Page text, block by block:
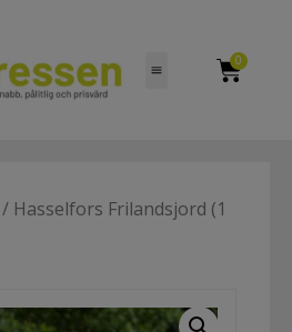
0
/ Hasselfors Frilandsjord (1